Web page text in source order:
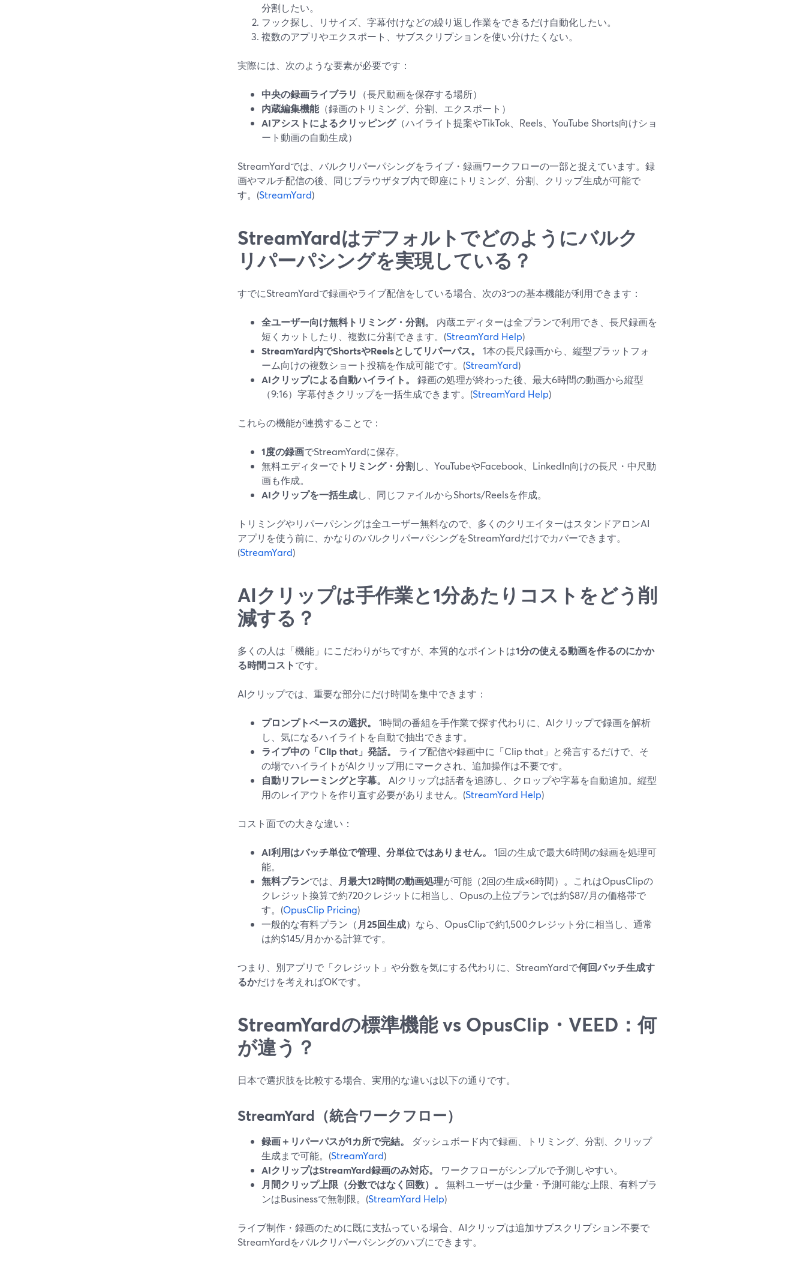
分割したい。
フック探し、リサイズ、字幕付けなどの繰り返し作業をできるだけ自動化したい。
複数のアプリやエクスポート、サブスクリプションを使い分けたくない。
実際には、次のような要素が必要です：
中央の録画ライブラリ
（長尺動画を保存する場所）
内蔵編集機能（録画のトリミング、分割、エクスポート）
AIアシストによるクリッピング（ハイライト提案やTikTok、Reels、YouTube Shorts向けショ
ート動画の自動生成）
StreamYardでは、バルクリパーパシングをライブ・録画ワークフローの一部と捉えています。録
画やマルチ配信の後、同じブラウザタブ内で即座にトリミング、分割、クリップ生成が可能で
す。(StreamYard)
StreamYardはデフォルトでどのようにバルク
リパーパシングを実現している？
すでにStreamYardで録画やライブ配信をしている場合、次の3つの基本機能が利用できます：
全ユーザー向け無料トリミング・分割。
内蔵エディターは全プランで利用でき、長尺録画を
短くカットしたり、複数に分割できます。(StreamYard Help)
StreamYard内でShortsやReelsとしてリパーパス。
1本の長尺録画から、縦型プラットフォ
ーム向けの複数ショート投稿を作成可能です。(StreamYard)
AIクリップによる自動ハイライト。
録画の処理が終わった後、最大6時間の動画から縦型
（9:16）字幕付きクリップを一括生成できます。(StreamYard Help)
これらの機能が連携することで：
1度の録画でStreamYardに保存。
無料エディターで トリミング・分割し、YouTubeやFacebook、LinkedIn向けの長尺・中尺動
画も作成。
AIクリップを一括生成し、同じファイルからShorts/Reelsを作成。
トリミングやリパーパシングは全ユーザー無料なので、多くのクリエイターはスタンドアロンAI
アプリを使う前に、かなりのバルクリパーパシングをStreamYardだけでカバーできます。
(StreamYard)
AIクリップは手作業と1分あたりコストをどう削
減する？
多くの人は「機能」にこだわりがちですが、本質的なポイントは1分の使える動画を作るのにかか
る時間コストです。
AIクリップでは、重要な部分にだけ時間を集中できます：
プロンプトベースの選択。
1時間の番組を手作業で探す代わりに、AIクリップで録画を解析
し、気になるハイライトを自動で抽出できます。
ライブ中の「Clip that」発話。
ライブ配信や録画中に「Clip that」と発言するだけで、そ
の場でハイライトがAIクリップ用にマークされ、追加操作は不要です。
自動リフレーミングと字幕。
AIクリップは話者を追跡し、クロップや字幕を自動追加。縦型
用のレイアウトを作り直す必要がありません。(StreamYard Help)
コスト面での大きな違い：
AI利用はバッチ単位で管理、分単位ではありません。
1回の生成で最大6時間の録画を処理可
能。
無料プランでは、 月最大12時間の動画処理が可能（2回の生成×6時間）。これはOpusClipの
クレジット換算で約720クレジットに相当し、Opusの上位プランでは約$87/月の価格帯で
す。(OpusClip Pricing)
一般的な有料プラン（ 月25回生成）なら、OpusClipで約1,500クレジット分に相当し、通常
は約$145/月かかる計算です。
つまり、別アプリで「クレジット」や分数を気にする代わりに、StreamYardで何回バッチ生成す
るかだけを考えればOKです。
StreamYardの標準機能 vs OpusClip・VEED：何
が違う？
日本で選択肢を比較する場合、実用的な違いは以下の通りです。
StreamYard（統合ワークフロー）
録画＋リパーパスが1カ所で完結。
ダッシュボード内で録画、トリミング、分割、クリップ
生成まで可能。(StreamYard)
AIクリップはStreamYard録画のみ対応。
ワークフローがシンプルで予測しやすい。
月間クリップ上限（分数ではなく回数）。
無料ユーザーは少量・予測可能な上限、有料プラ
ンはBusinessで無制限。(StreamYard Help)
ライブ制作・録画のために既に支払っている場合、AIクリップは追加サブスクリプション不要で
StreamYardをバルクリパーパシングのハブにできます。